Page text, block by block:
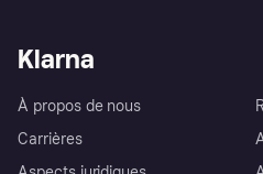
Klarna
À propos de nous
Carrières